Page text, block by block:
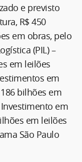
e previsto
R$ 450
em obras, pelo
(PIL) –
em leilões
em
186 bilhões em
em
em leilões
São Paulo